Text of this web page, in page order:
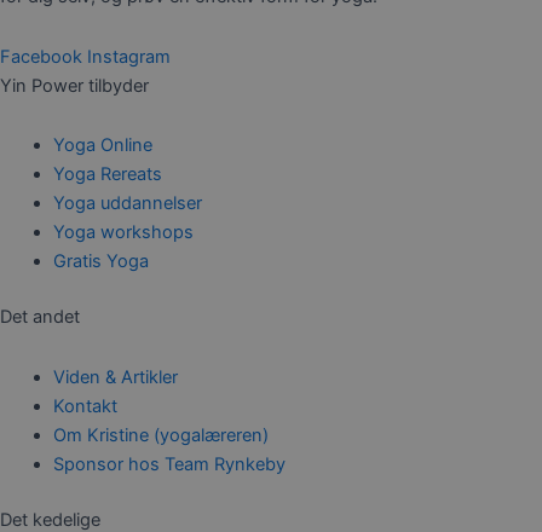
Facebook Instagram
Yin Power tilbyder
Yoga Online
Yoga Rereats
Yoga uddannelser
Yoga workshops
Gratis Yoga
Det andet
Viden & Artikler
Kontakt
Om Kristine (yogalæreren)
Sponsor hos Team Rynkeby
Det kedelige